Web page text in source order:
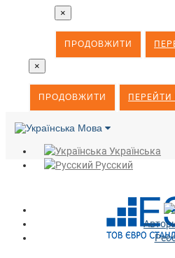
×
ПРОДОВЖИТИ
×
ПРОДОВЖИТИ ПЕРЕЙТИ
Мова
Українська
Русский